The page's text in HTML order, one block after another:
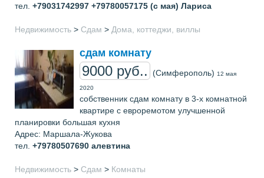
тел. +79031742997 +79780057175 (с мая) Лариса
Недвижимость > Сдам > Дома, коттеджи, виллы
сдам комнату
9000 руб.. (Симферополь) 12 мая
2020
собственник сдам комнату в 3-х комнатной
квартире с евроремотом улучшенной
планировки большая кухня
Адрес: Маршала-Жукова
тел. +79780507690 алевтина
Недвижимость > Сдам > Комнаты